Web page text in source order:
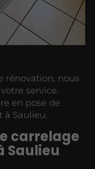
rénovation, nous
service.
en pose de
à Saulieu.
carrelage
Saulieu